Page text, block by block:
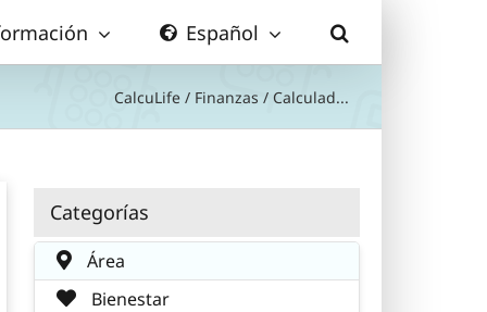
Español
CalcuLife / Finanzas / Calculad...
Categorías
Área
Bienestar